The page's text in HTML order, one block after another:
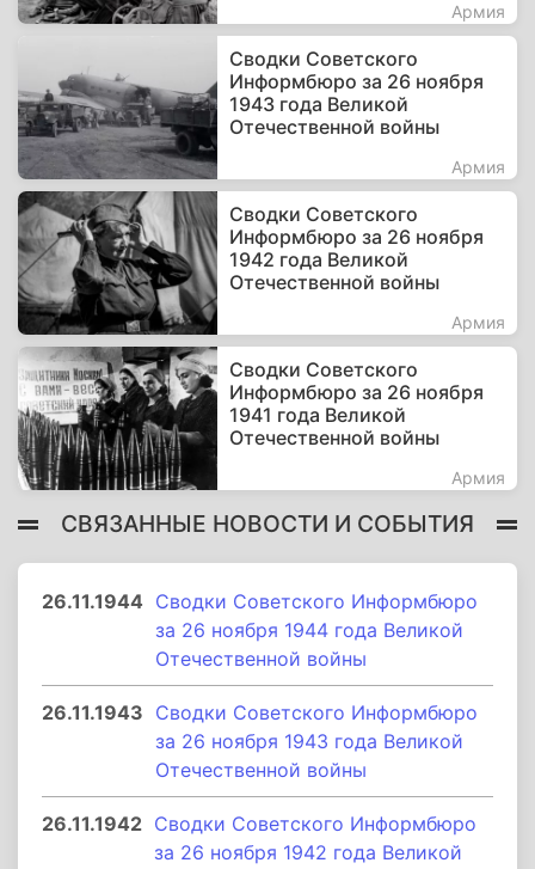
Армия
Сводки Советского
Информбюро за 26 ноября
1943 года Великой
Отечественной войны
Армия
Сводки Советского
Информбюро за 26 ноября
1942 года Великой
Отечественной войны
Армия
Сводки Советского
Информбюро за 26 ноября
1941 года Великой
Отечественной войны
Армия
СВЯЗАННЫЕ НОВОСТИ И СОБЫТИЯ
26.11.1944 Сводки Советского Информбюро
за 26 ноября 1944 года Великой
Отечественной войны
26.11.1943 Сводки Советского Информбюро
за 26 ноября 1943 года Великой
Отечественной войны
26.11.1942 Сводки Советского Информбюро
за 26 ноября 1942 года Великой